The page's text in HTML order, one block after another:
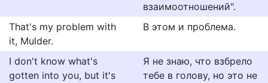
взаимоотношений".
That's my problem with
it, Mulder.
В этом и проблема.
I don't know what's
gotten into you, but it's
Я не знаю, что взбрело
тебе в голову, но это не